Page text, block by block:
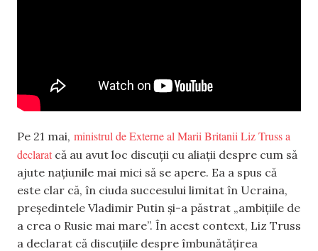
Pe 21 mai, ministrul de Externe al Marii Britanii Liz Truss a
declarat că au avut loc discuții cu aliații despre cum să
ajute națiunile mai mici să se apere. Ea a spus că
este clar că, în ciuda succesului limitat în Ucraina,
președintele Vladimir Putin și-a păstrat „ambițiile de
a crea o Rusie mai mare”. În acest context, Liz Truss
a declarat că discuțiile despre îmbunătățirea